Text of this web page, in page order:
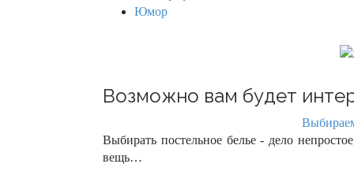
Юмор
Возможно вам будет
Выбирать постельное белье - дело
вещь…